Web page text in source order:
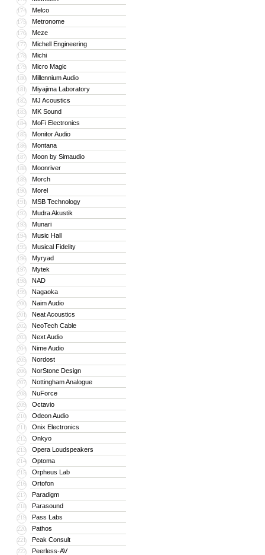
174 Melco
175 Metronome
176 Meze
177 Michell Engineering
178 Michi
179 Micro Magic
180 Millennium Audio
181 Miyajima Laboratory
182 MJ Acoustics
183 MK Sound
184 MoFi Electronics
185 Monitor Audio
186 Montana
187 Moon by Simaudio
188 Moonriver
189 Morch
190 Morel
191 MSB Technology
192 Mudra Akustik
193 Munari
194 Music Hall
195 Musical Fidelity
196 Myryad
197 Mytek
198 NAD
199 Nagaoka
200 Naim Audio
201 Neat Acoustics
202 NeoTech Cable
203 Next Audio
204 Nime Audio
205 Nordost
206 NorStone Design
207 Nottingham Analogue
208 NuForce
209 Octavio
210 Odeon Audio
211 Onix Electronics
212 Onkyo
213 Opera Loudspeakers
214 Optoma
215 Orpheus Lab
216 Ortofon
217 Paradigm
218 Parasound
219 Pass Labs
220 Pathos
221 Peak Consult
222 Peerless-AV